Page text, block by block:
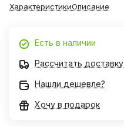
ХарактеристикиОписание
Есть в наличии
Рассчитать доставку
Нашли дешевле?
Хочу в подарок